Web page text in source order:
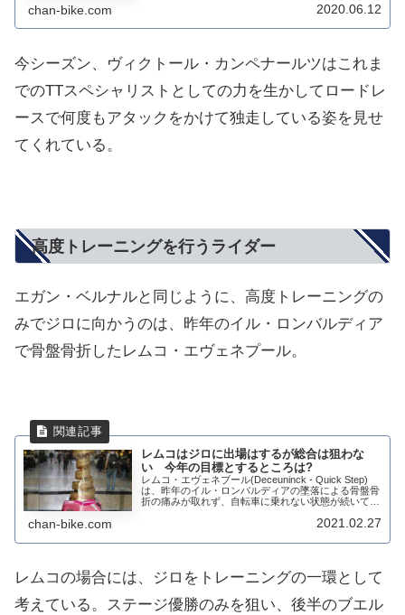
じような効果を得ることが出来たと言う。その...
chan-bike.com 2020.06.12
今シーズン、ヴィクトール・カンペナールツはこれま
でのTTスペシャリストとしての力を生かしてロードレ
ースで何度もアタックをかけて独走している姿を見せ
てくれている。
高度トレーニングを行うライダー
エガン・ベルナルと同じように、高度トレーニングの
みでジロに向かうのは、昨年のイル・ロンバルディア
で骨盤骨折したレムコ・エヴェネプール。
レムコはジロに出場はするが総合は狙わな
い 今年の目標とするところは?
レムコ・エヴェネブール(Deceuninck - Quick Step)
は、昨年のイル・ロンバルディアの墜落による骨盤骨
折の痛みが取れず、自転車に乗れない状態が続いてい
chan-bike.com 2021.02.27
レムコの場合には、ジロをトレーニングの一環として
考えている。ステージ優勝のみを狙い、後半のブエル